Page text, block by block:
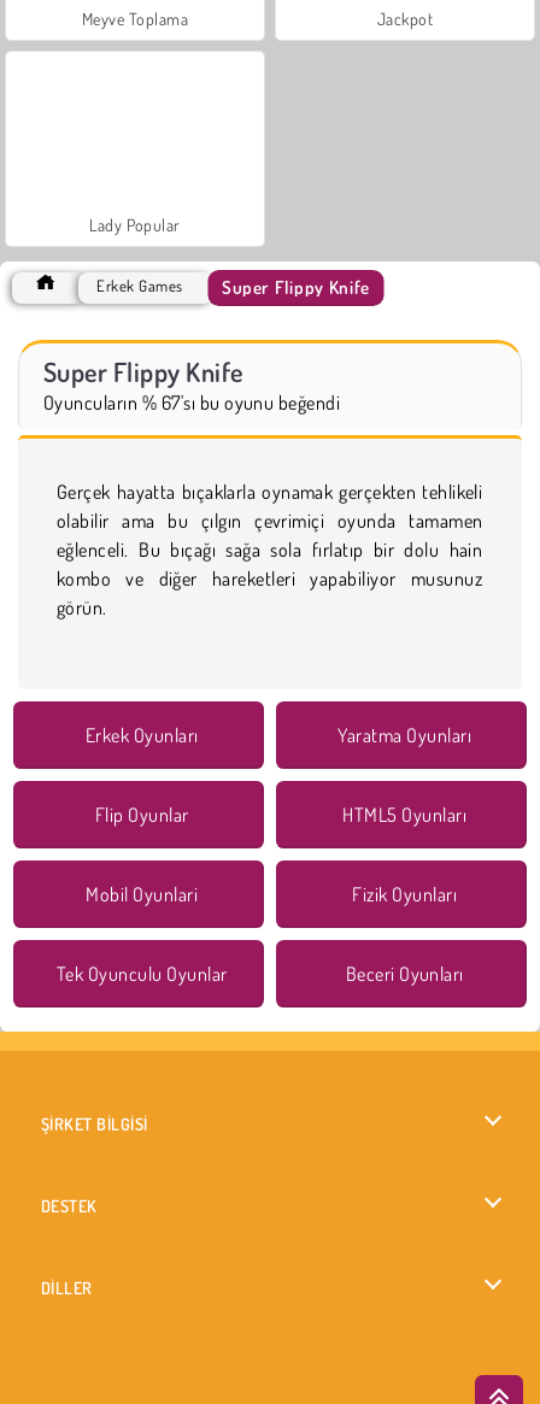
Meyve Toplama Jackpot
Lady Popular
Erkek Games Super Flippy Knife
Super Flippy Knife
Oyuncuların % 67'sı bu oyunu beğendi
Gerçek hayatta bıçaklarla oynamak gerçekten tehlikeli
olabilir ama bu çılgın çevrimiçi oyunda tamamen
eğlenceli. Bu bıçağı sağa sola fırlatıp bir dolu hain
kombo ve diğer hareketleri yapabiliyor musunuz
görün.
Erkek Oyunları Yaratma Oyunları
Flip Oyunlar HTML5 Oyunları
Mobil Oyunlari Fizik Oyunları
Tek Oyunculu Oyunlar Beceri Oyunları
ŞİRKET BİLGİSİ
DESTEK
DİLLER